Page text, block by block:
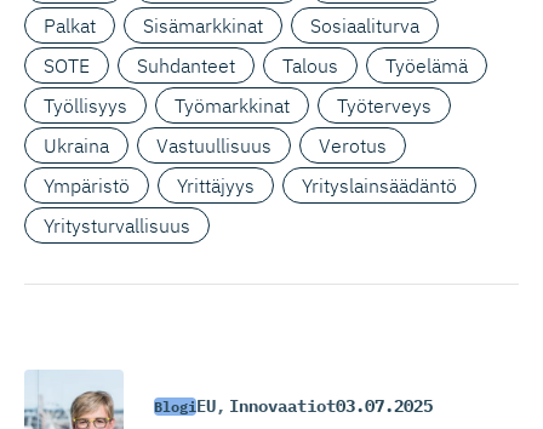
Palkat
Sisämarkkinat
Sosiaaliturva
SOTE
Suhdanteet Talous
Työelämä
Työllisyys
Työmarkkinat
Työterveys
Ukraina
Vastuullisuus
Verotus
Ympäristö
Yrittäjyys
Yrityslainsäädäntö
Yritysturvallisuus
BlogiEU, Innovaatiot03.07.2025